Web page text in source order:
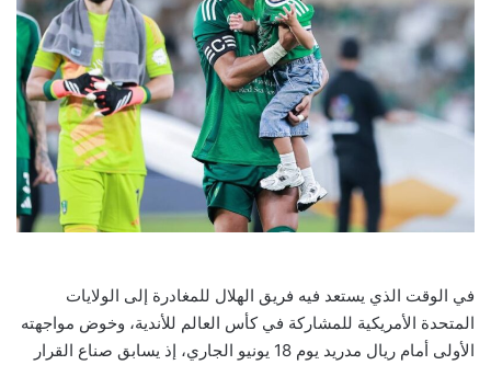
في الوقت الذي يستعد فيه فريق الهلال للمغادرة إلى الولايات
المتحدة الأمريكية للمشاركة في كأس العالم للأندية، وخوض مواجهته
الأولى أمام ريال مدريد يوم 18 يونيو الجاري، إذ يسابق صناع القرار